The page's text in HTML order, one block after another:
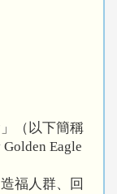
（以下簡稱
Eagle
福人群、回